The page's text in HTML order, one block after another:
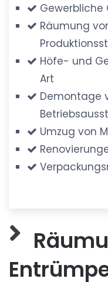
Gewerbliche
Räumung
Höfe- und
Art
Demontage
Umzug von